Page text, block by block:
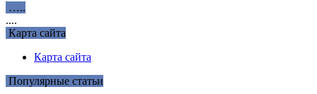
…..
....
Карта сайта
Карта сайта
Популярные статьи